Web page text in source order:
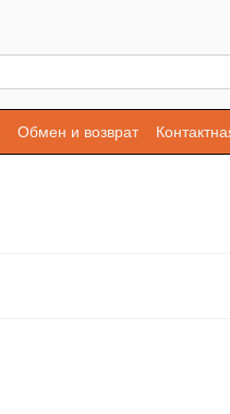
Обмен и возврат